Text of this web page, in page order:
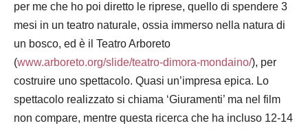
per me che ho poi diretto le riprese, quello di spendere 3
mesi in un teatro naturale, ossia immerso nella natura di
un bosco, ed è il Teatro Arboreto
(www.arboreto.org/slide/teatro-dimora-mondaino/), per
costruire uno spettacolo. Quasi un’impresa epica. Lo
spettacolo realizzato si chiama ‘Giuramenti’ ma nel film
non compare, mentre questa ricerca che ha incluso 12-14